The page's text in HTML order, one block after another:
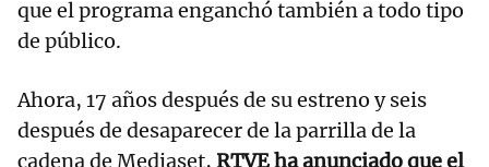
que el programa enganchó también a todo tipo
de público.
Ahora, 17 años después de su estreno y seis
después de desaparecer de la parrilla de la
cadena de Mediaset, RTVE ha anunciado que el